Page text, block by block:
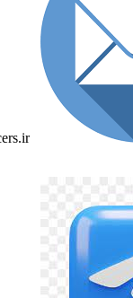
icers.ir